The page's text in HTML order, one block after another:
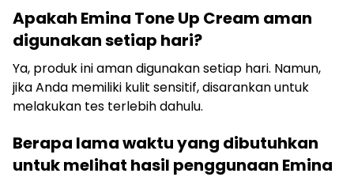
Apakah Emina Tone Up Cream aman
digunakan setiap hari?
Ya, produk ini aman digunakan setiap hari. Namun,
jika Anda memiliki kulit sensitif, disarankan untuk
melakukan tes terlebih dahulu.
Berapa lama waktu yang dibutuhkan
untuk melihat hasil penggunaan Emina